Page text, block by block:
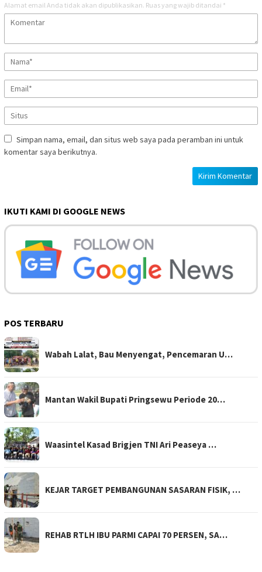
Alamat email Anda tidak akan dipublikasikan. Ruas yang wajib ditandai *
Simpan nama, email, dan situs web saya pada peramban ini untuk
komentar saya berikutnya.
IKUTI KAMI DI GOOGLE NEWS
POS TERBARU
Wabah Lalat, Bau Menyengat, Pencemaran U…
Mantan Wakil Bupati Pringsewu Periode 20…
Waasintel Kasad Brigjen TNI Ari Peaseya …
KEJAR TARGET PEMBANGUNAN SASARAN FISIK, …
REHAB RTLH IBU PARMI CAPAI 70 PERSEN, SA…